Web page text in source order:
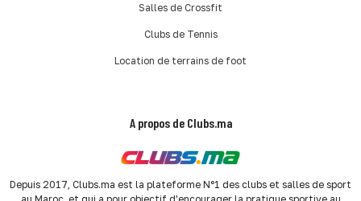
Salles de Crossfit
Clubs de Tennis
Location de terrains de foot
A propos de Clubs.ma
Depuis 2017, Clubs.ma est la plateforme N°1 des clubs et salles de sport